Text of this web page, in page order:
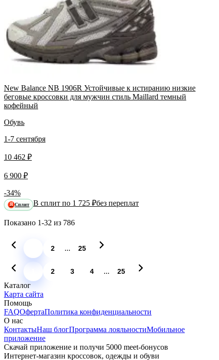
New Balance NB 1906R Устойчивые к истиранию низкие
беговые кроссовки для мужчин стиль Maillard темный
кофейный
Обувь
1-7 сентября
10 462 ₽
6 900 ₽
-34%
Я Сплит В сплит по 1 725 ₽без переплат
Показано 1-32 из 786
2 ... 25
2 3 4 ... 25
Каталог
Карта сайта
Помощь
FAQОфертаПолитика конфиденциальности
О нас
КонтактыНаш блогПрограмма лояльностиМобильное
приложение
Скачай приложение и получи 5000 meet-бонусов
Интернет-магазин кроссовок, одежды и обуви